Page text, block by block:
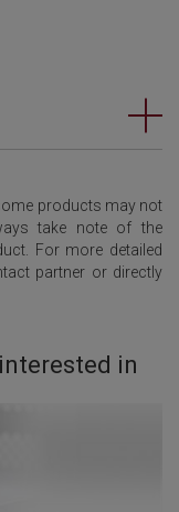
products may not
take note of the
For more detailed
partner or directly
in